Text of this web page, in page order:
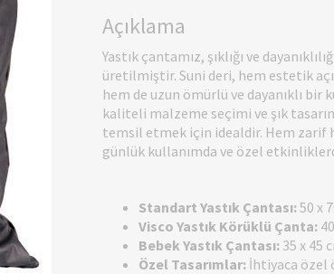
Açıklama
Yastık çantamız, şıklığı ve
üretilmiştir. Suni deri, hem estetik
hem de uzun ömürlü ve dayanıklı bir
kaliteli malzeme seçimi ve şık
temsil etmek için idealdir. Hem zarif
günlük kullanımda ve özel
Standart Yastık Çantası:50 x
Visco Yastık Körüklü Çanta:
Bebek Yastık Çantası: 35 x 45
Özel Tasarımlar: İhtiyaca özel